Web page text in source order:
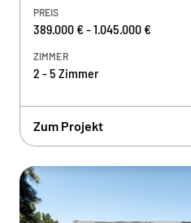
PREIS
389.000 € - 1.045.000 €
ZIMMER
2 - 5 Zimmer
Zum Projekt